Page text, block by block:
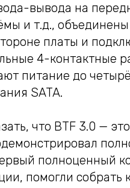
вывода на
и т.д.,
платы и
4-контактные
питание до
SATA.
что BTF 3.0 —
полноценный
помогли